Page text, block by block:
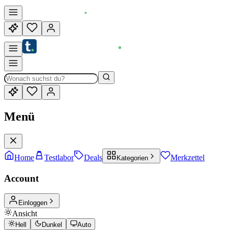
Menü
Home Testlabor Deals Kategorien Merkzettel
Account
Einloggen
Ansicht
Hell Dunkel Auto